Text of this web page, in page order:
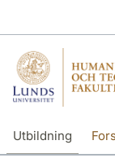
Utbildning